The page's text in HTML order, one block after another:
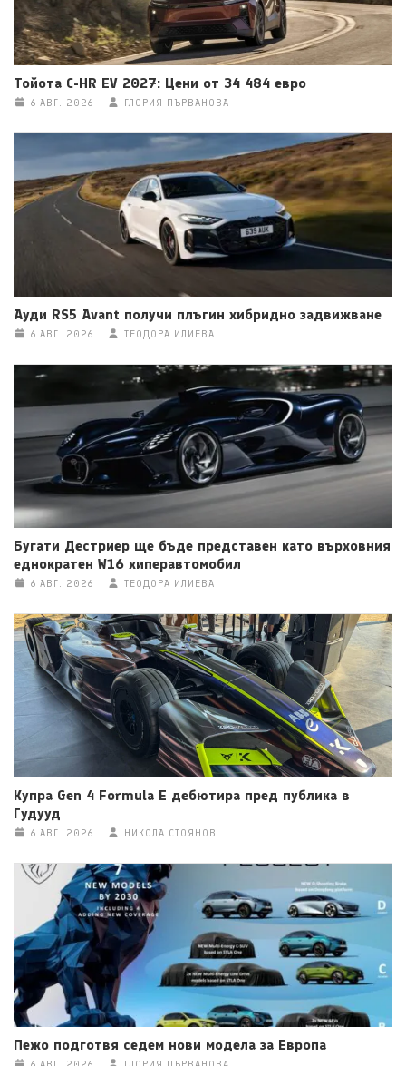
Тойота C-HR EV 2027: Цени от 34 484 евро
6 АВГ. 2026 ГЛОРИЯ ПЪРВАНОВА
Ауди RS5 Avant получи плъгин хибридно задвижване
6 АВГ. 2026 ТЕОДОРА ИЛИЕВА
Бугати Дестриер ще бъде представен като върховния
еднократен W16 хиперавтомобил
6 АВГ. 2026 ТЕОДОРА ИЛИЕВА
Купра Gen 4 Formula E дебютира пред публика в
Гудууд
6 АВГ. 2026 НИКОЛА СТОЯНОВ
Пежо подготвя седем нови модела за Европа